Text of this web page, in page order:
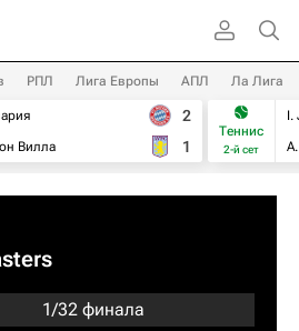
РПЛ Лига Европы АПЛ Ла Лига
Вилла
2
1
Теннис
2-й сет
I.
1/32 финала